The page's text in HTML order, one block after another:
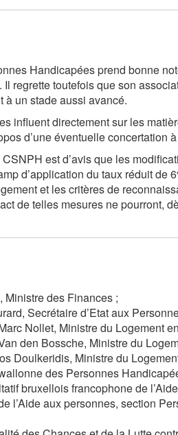
Handicapées prend bonne
Il regrette toutefois que son
à un stade aussi avancé.
influent directement sur les
d’une éventuelle concertation
est d’avis que les
d’application du taux réduit de
et les critères de
de telles mesures ne pourront,
, Ministre des Finances ;
Secrétaire d’Etat aux
Nollet, Ministre du Logement
den Bossche, Ministre du
Doulkeridis, Ministre du
des Personnes
bruxellois francophone de
l’Aide aux personnes, section